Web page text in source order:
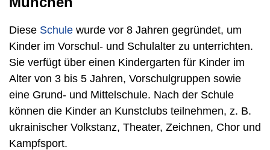
Diese Schule wurde vor 8 Jahren gegründet, um
Kinder im Vorschul- und Schulalter zu unterrichten.
Sie verfügt über einen Kindergarten für Kinder im
Alter von 3 bis 5 Jahren, Vorschulgruppen sowie
eine Grund- und Mittelschule. Nach der Schule
können die Kinder an Kunstclubs teilnehmen, z. B.
ukrainischer Volkstanz, Theater, Zeichnen, Chor und
Kampfsport.